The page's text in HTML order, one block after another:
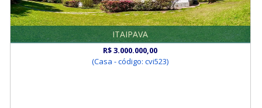
ITAIPAVA
R$ 3.000.000,00
(Casa - código: cvi523)